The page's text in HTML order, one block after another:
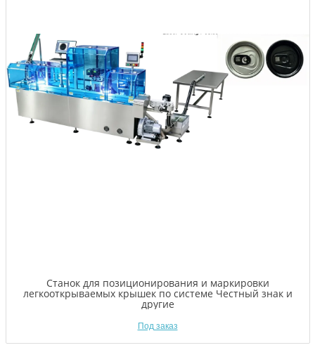
Станок для позиционирования и маркировки
легкооткрываемых крышек по системе Честный знак и
другие
Под заказ